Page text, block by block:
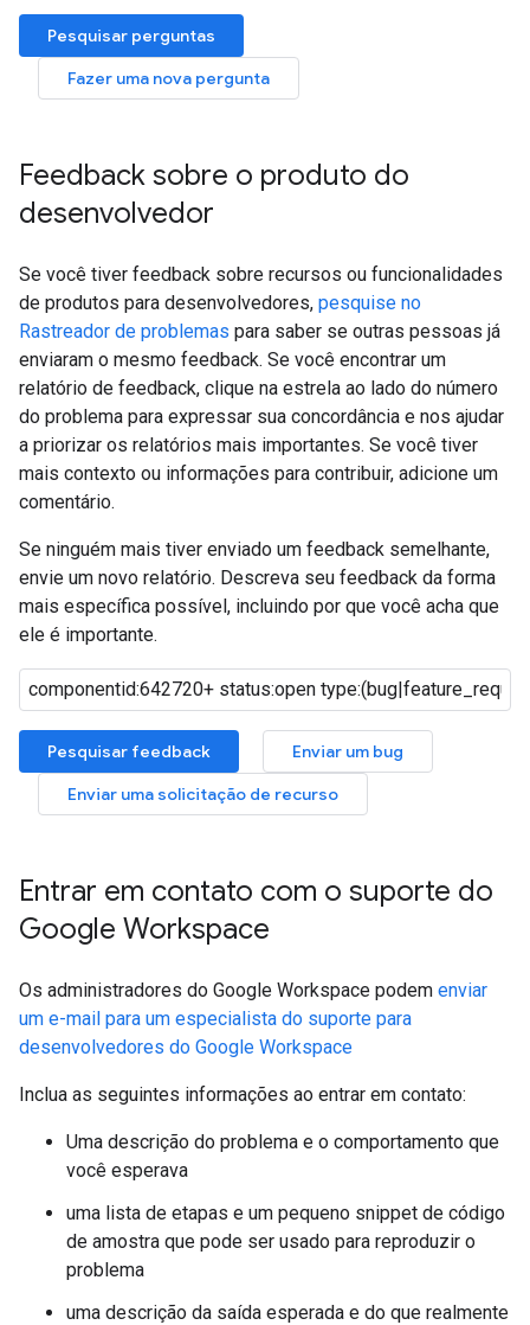
Pesquisar perguntas
Fazer uma nova pergunta
Feedback sobre o produto do
desenvolvedor
Se você tiver feedback sobre recursos ou funcionalidades
de produtos para desenvolvedores, pesquise no
Rastreador de problemas para saber se outras pessoas já
enviaram o mesmo feedback. Se você encontrar um
relatório de feedback, clique na estrela ao lado do número
do problema para expressar sua concordância e nos ajudar
a priorizar os relatórios mais importantes. Se você tiver
mais contexto ou informações para contribuir, adicione um
comentário.
Se ninguém mais tiver enviado um feedback semelhante,
envie um novo relatório. Descreva seu feedback da forma
mais específica possível, incluindo por que você acha que
ele é importante.
Pesquisar feedback
Enviar um bug
Enviar uma solicitação de recurso
Entrar em contato com o suporte do
Google Workspace
Os administradores do Google Workspace podem enviar
um e-mail para um especialista do suporte para
desenvolvedores do Google Workspace
Inclua as seguintes informações ao entrar em contato:
Uma descrição do problema e o comportamento que
você esperava
uma lista de etapas e um pequeno snippet de código
de amostra que pode ser usado para reproduzir o
problema
uma descrição da saída esperada e do que realmente